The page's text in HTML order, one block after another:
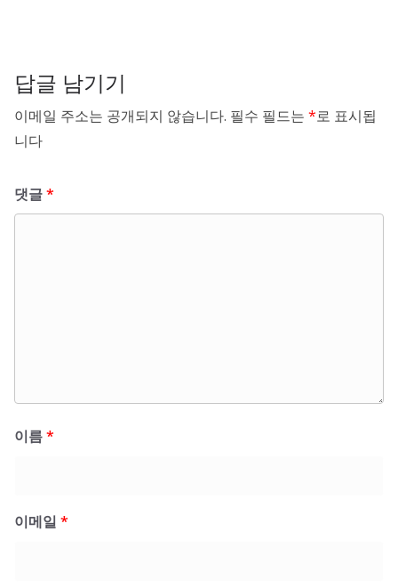
답글 남기기
이메일 주소는 공개되지 않습니다. 필수 필드는 *로 표시됩
니다
댓글*
이름*
이메일 *